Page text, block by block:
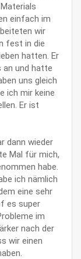
einfach im
wir
fest in die
hatten. Er
an und hatte
uns gleich
ich mir keine
Er ist
dann wieder
Mal für mich,
habe.
ich nämlich
eine sehr
es super
im
nach der
wir einen